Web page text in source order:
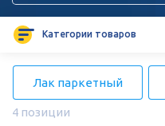
Категории товаров
Лак паркетный
4 позиции